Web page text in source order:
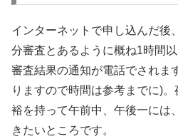
インターネットで申し込んだ後
分審査とあるように概ね1時間
審査結果の通知が電話でされま
りますので時間は参考までに)
裕を持って午前中、午後一には
きたいところです。